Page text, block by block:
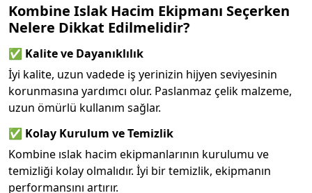
Kombine Islak Hacim Ekipmanı Seçerken
Nelere Dikkat Edilmelidir?
✅ Kalite ve Dayanıklılık
İyi kalite, uzun vadede iş yerinizin hijyen seviyesinin
korunmasına yardımcı olur. Paslanmaz çelik malzeme,
uzun ömürlü kullanım sağlar.
✅ Kolay Kurulum ve Temizlik
Kombine ıslak hacim ekipmanlarının kurulumu ve
temizliği kolay olmalıdır. İyi bir temizlik, ekipmanın
performansını artırır.